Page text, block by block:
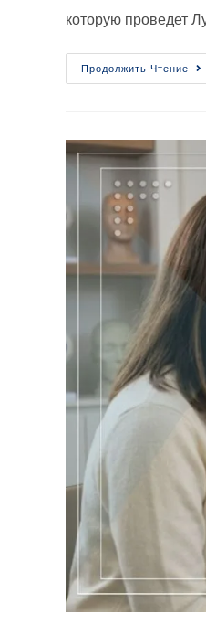
которую проведет
Продолжить Чтение